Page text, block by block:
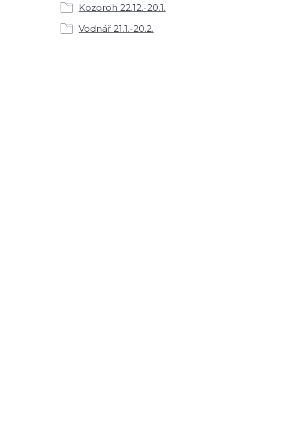
Kozoroh 22.12.-20.1.
Vodnář 21.1.-20.2.